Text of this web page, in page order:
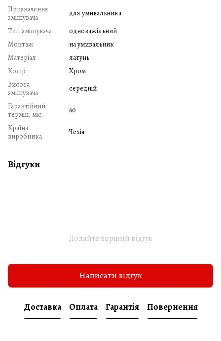
Призначення
змішувача
для умивальника
Тип змішувача
одноважільний
Монтаж
на умивальник
Матеріал
латунь
Колір
Хром
Висота
змішувача
середній
Гарантійний
термін, міс.
60
Країна
виробника
Чехія
Відгуки
Додайте перший відгук
Написати відгук
Доставка Оплата Гарантія Повернення